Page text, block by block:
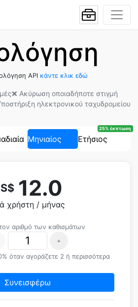
API κάντε κλικ εδώ
❌ Ακύρωση οποιαδήποτε στιγμή
ηλεκτρονικού ταχυδρομείου
Μηνιαίος Ετήσιος
25% έκπτωση
12.0
χρήστη / μήνας
αριθμό των καθισμάτων
+
όταν αγοράζετε 2 ή περισσότερα
Συνεισφέρω